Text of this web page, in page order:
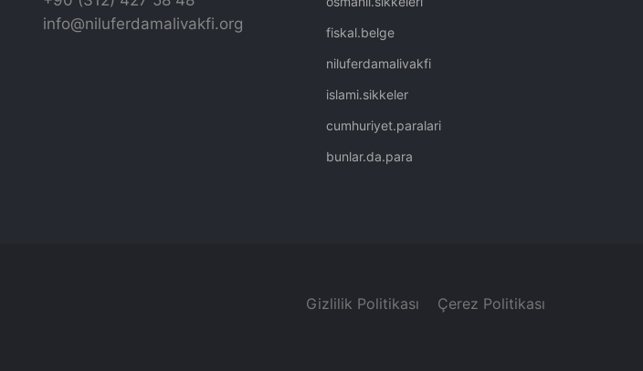
info@niluferdamalivakfi.org
fiskal.belge
niluferdamalivakfi
islami.sikkeler
cumhuriyet.paralari
bunlar.da.para
Gizlilik Politikası Çerez Politikası